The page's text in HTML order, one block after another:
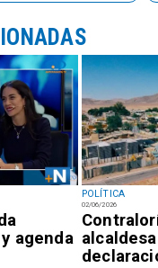
agenda
POLÍTICA
02/06/2026